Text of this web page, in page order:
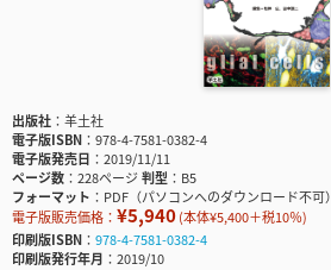
出版社
羊土社
電子版ISBN
978-4-7581-0382-4
電子版発売日
2019/11/11
ページ数
228ページ判型
B5
フォーマット
PDF（パソコンへのダウンロード不可）
電子版販売価格： ¥5,940(本体¥5,400＋税10％)
印刷版ISBN
978-4-7581-0382-4
印刷版発行年月
2019/10